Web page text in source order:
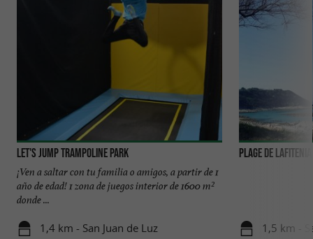
Let's Jump Trampoline Park
¡Ven a saltar con tu familia o amigos, a partir de 1
año de edad! 1 zona de juegos interior de 1600 m²
donde ...
1,4 km - San Juan de Luz
Plage de Lafitenia
1,5 km -